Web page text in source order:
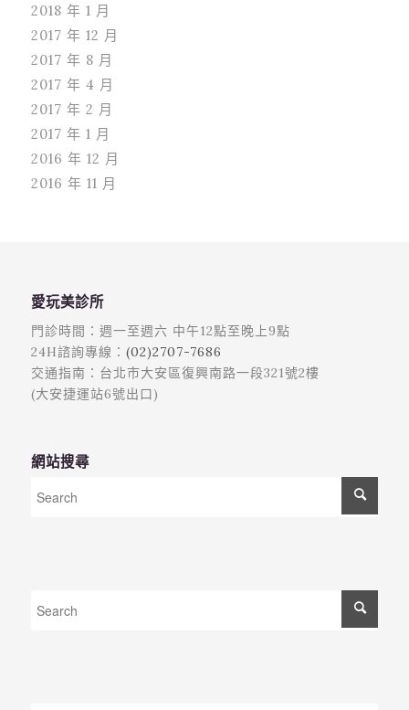
2018 年 1 月
2017 年 12 月
2017 年 8 月
2017 年 4 月
2017 年 2 月
2017 年 1 月
2016 年 12 月
2016 年 11 月
愛玩美診所
門診時間：週一至週六 中午12點至晚上9點
24H諮詢專線： (02)2707-7686
交通指南：台北市大安區復興南路一段321號2樓
(大安捷運站6號出口)
網站搜尋